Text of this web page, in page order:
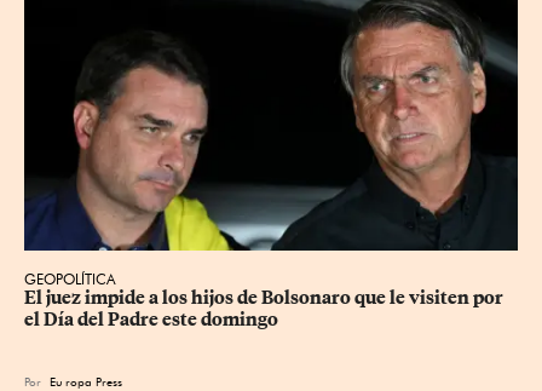
GEOPOLÍTICA
El juez impide a los hijos de Bolsonaro que le visiten por
el Día del Padre este domingo
Por Eu ropa Press